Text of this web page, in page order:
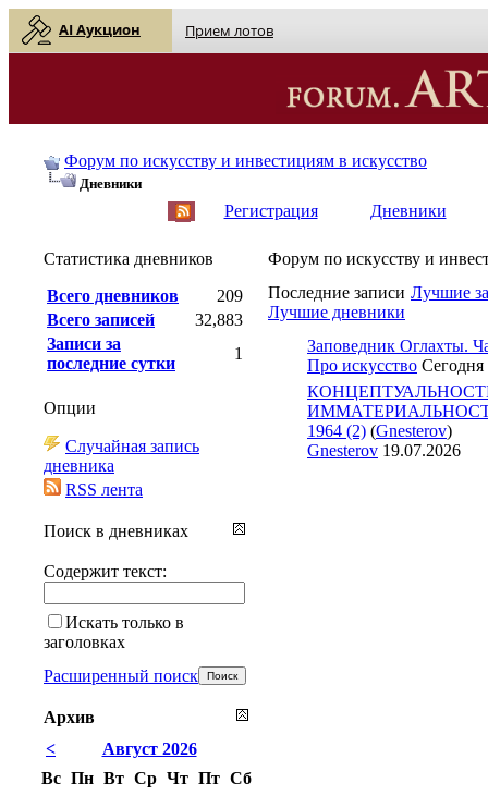
AI Аукцион Прием лотов
Форум по искусству и инвестициям в искусство
Дневники
Регистрация Дневники
Форум по искусству и
Последние записи Лучшие
Лучшие дневники
Заповедник Оглахты.
Про искусство Сегодня
1964 (2) (Gnesterov)
Gnesterov 19.07.2026
Статистика дневников
Всего дневников
209
Всего записей
32,883
Записи за
последние сутки
1
Опции
Случайная запись
дневника
RSS лента
Поиск в дневниках
Содержит текст:
Искать только в
заголовках
Расширенный поиск
Архив
<
Август 2026
Вс Пн Вт Ср Чт Пт Сб